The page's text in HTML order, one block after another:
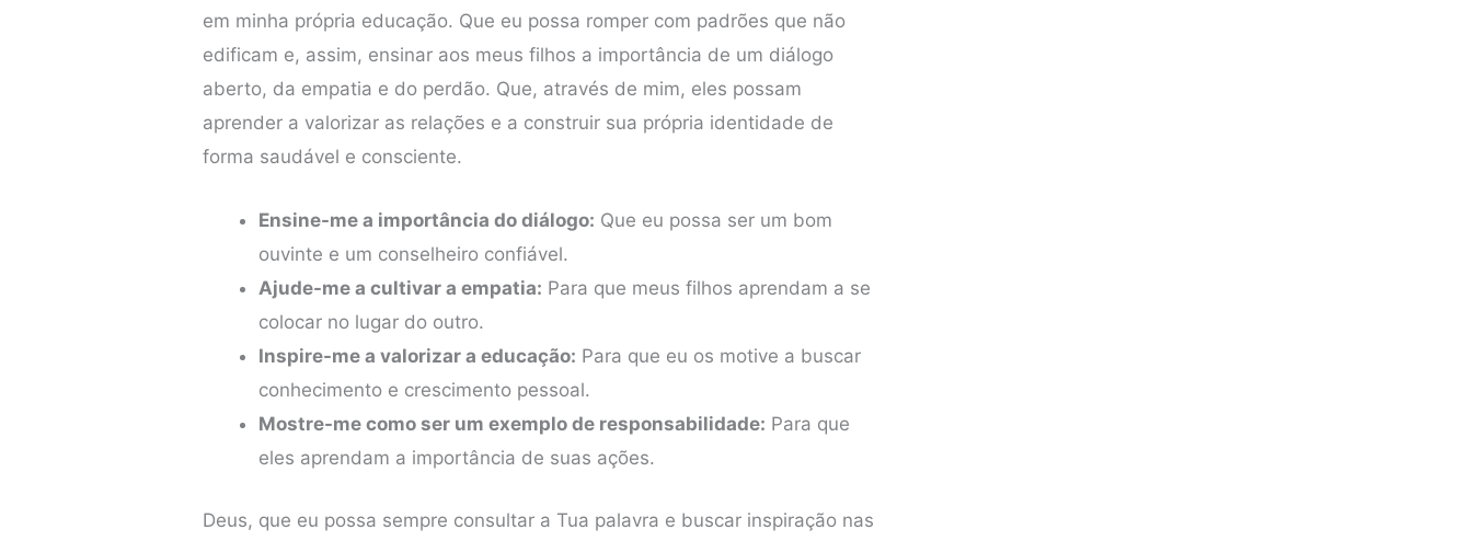
em minha própria educação. Que eu possa romper com padrões que não
edificam e, assim, ensinar aos meus filhos a importância de um diálogo
aberto, da empatia e do perdão. Que, através de mim, eles possam
aprender a valorizar as relações e a construir sua própria identidade de
forma saudável e consciente.
Ensine-me a importância do diálogo: Que eu possa ser um bom
ouvinte e um conselheiro confiável.
Ajude-me a cultivar a empatia: Para que meus filhos aprendam a se
colocar no lugar do outro.
Inspire-me a valorizar a educação: Para que eu os motive a buscar
conhecimento e crescimento pessoal.
Mostre-me como ser um exemplo de responsabilidade: Para que
eles aprendam a importância de suas ações.
Deus, que eu possa sempre consultar a Tua palavra e buscar inspiração nas